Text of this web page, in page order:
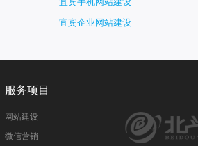
宜宾企业网站建设
服务项目
网站建设
微信营销